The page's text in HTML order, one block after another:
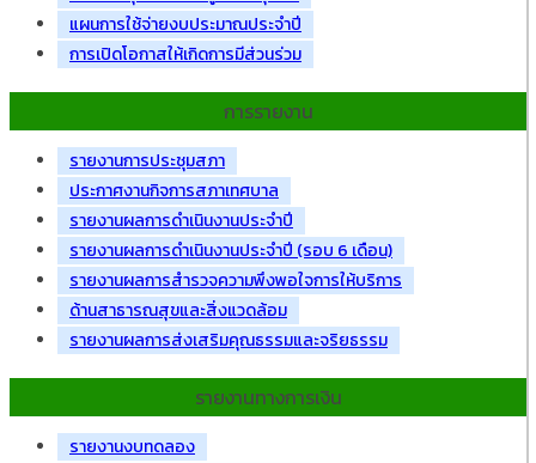
แผนการใช้จ่ายงบประมาณประจำปี
การเปิดโอกาสให้เกิดการมีส่วนร่วม
การรายงาน
รายงานการประชุมสภา
ประกาศงานกิจการสภาเทศบาล
รายงานผลการดำเนินงานประจำปี
รายงานผลการดำเนินงานประจำปี (รอบ 6 เดือน)
รายงานผลการสำรวจความพึงพอใจการให้บริการ
ด้านสาธารณสุขและสิ่งแวดล้อม
รายงานผลการส่งเสริมคุณธรรมและจริยธรรม
รายงานทางการเงิน
รายงานงบทดลอง